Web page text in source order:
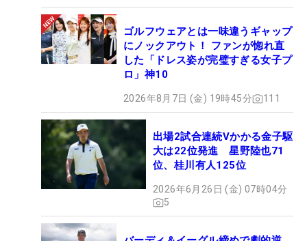
ゴルフウェアとは一味違うギャップ
にノックアウト！ ファンが惚れ直
した「ドレス姿が完璧すぎる女子プ
ロ」神10
2026年8月7日 (金) 19時45分 111
出場2試合連続Vかかる金子駆
大は22位発進 星野陸也71
位、桂川有人125位
2026年6月26日 (金) 07時04分
5